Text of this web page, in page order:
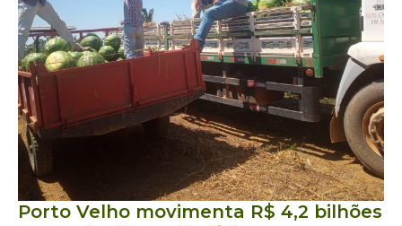
Porto Velho movimenta R$ 4,2 bilhões